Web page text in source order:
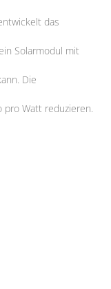
das
Solarmodul mit
Die
pro Watt reduzieren.